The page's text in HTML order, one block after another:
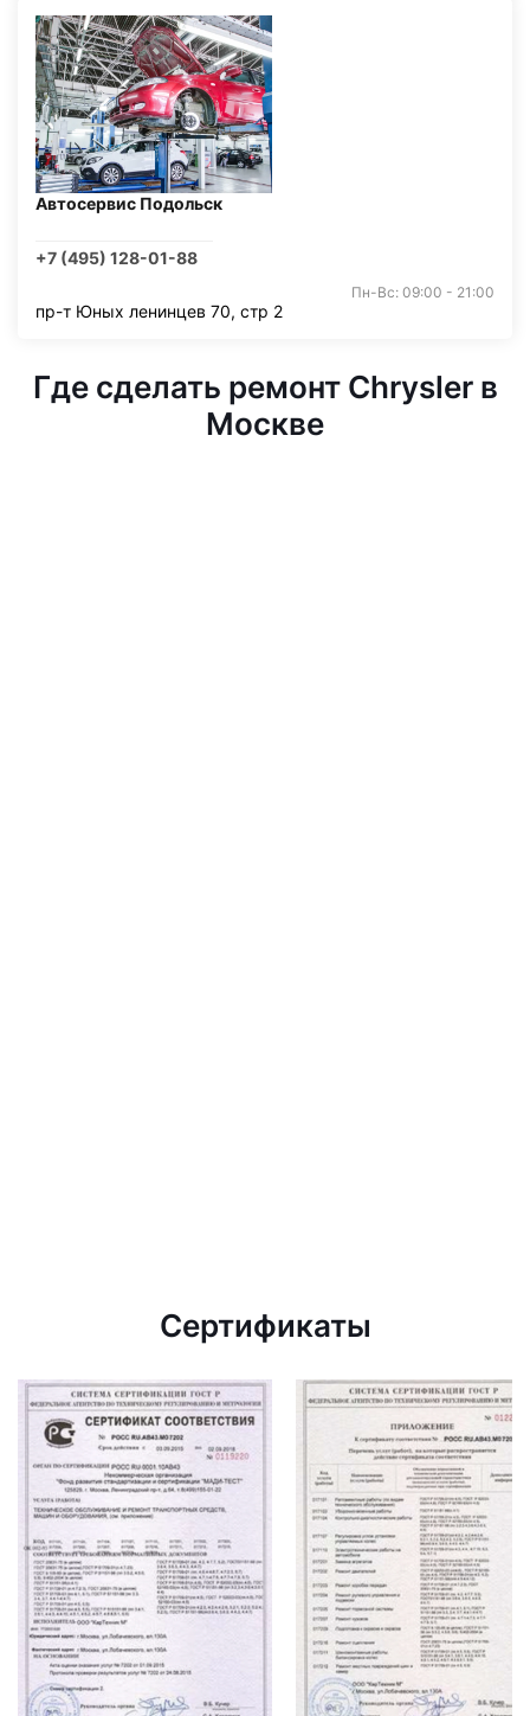
Автосервис Подольск
+7 (495) 128-01-88
Пн-Вс: 09:00 - 21:00
пр-т Юных ленинцев 70, стр 2
Где сделать ремонт Chrysler в
Москве
Сертификаты